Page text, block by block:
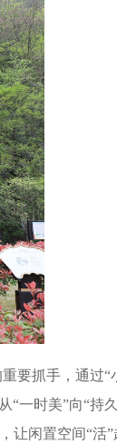
要抓手，通过“
一时美”向“持
让闲置空间“活